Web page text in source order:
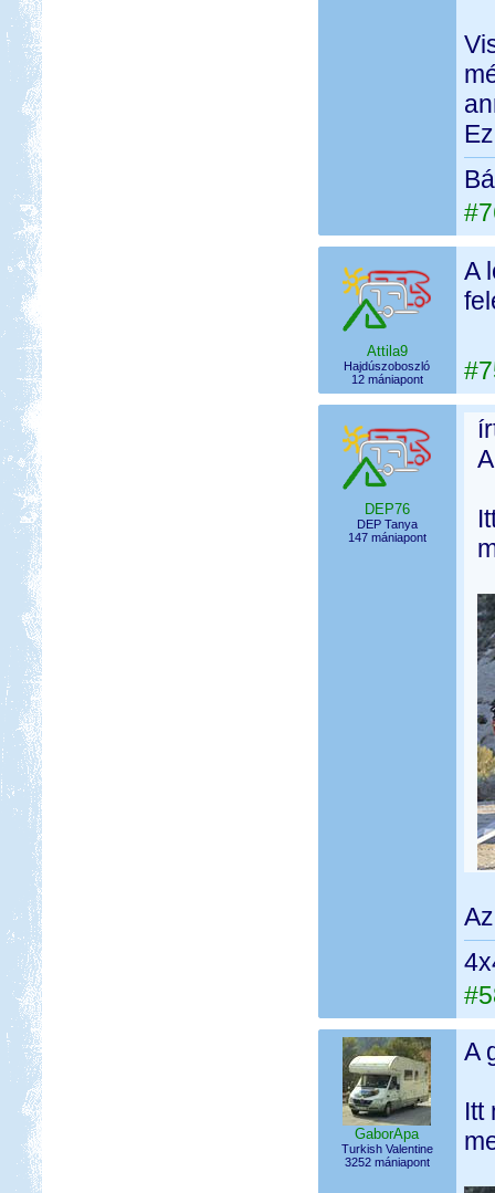
Attila9
Hajdúszoboszló
12 mániapont
A
DEP76
DEP Tanya
147 mániapont
GaborApa
Turkish Valentine
3252 mániapont
A
Itt